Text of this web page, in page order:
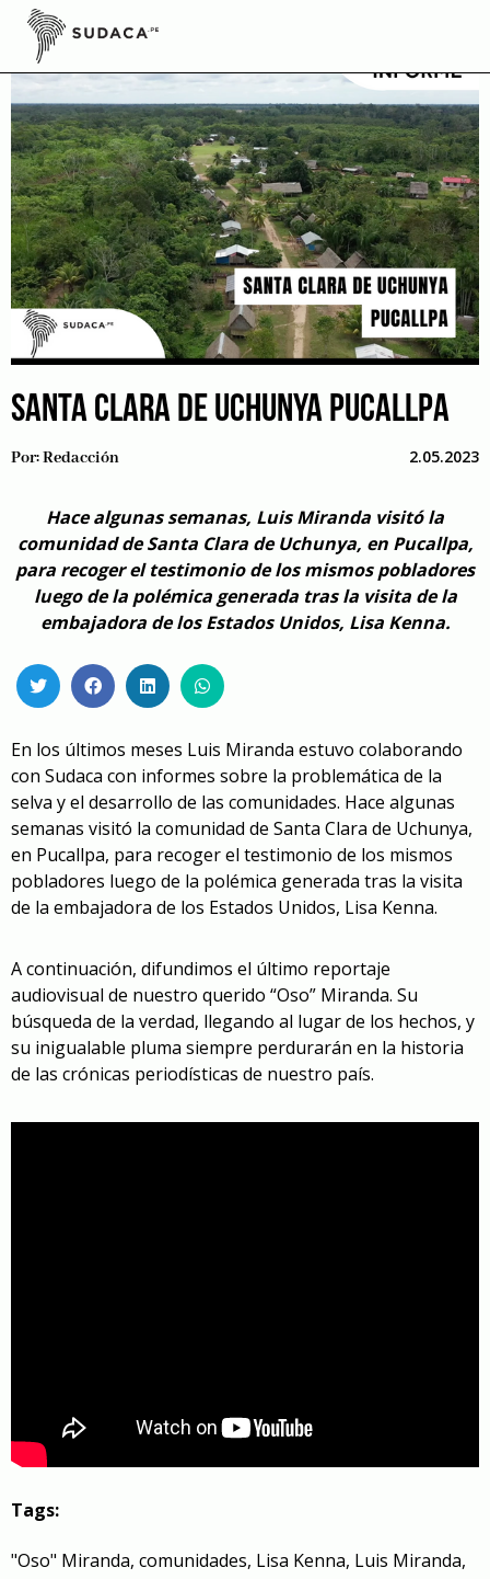
Skip
content
SANTA CLARA DE UCHUNYA PUCALLPA
Por:Redacción 2.05.2023
Hace algunas semanas, Luis Miranda visitó la
comunidad de Santa Clara de Uchunya, en Pucallpa,
para recoger el testimonio de los mismos pobladores
luego de la polémica generada tras la visita de la
embajadora de los Estados Unidos, Lisa Kenna.
En los últimos meses Luis Miranda estuvo colaborando
con Sudaca con informes sobre la problemática de la
selva y el desarrollo de las comunidades. Hace algunas
semanas visitó la comunidad de Santa Clara de Uchunya,
en Pucallpa, para recoger el testimonio de los mismos
pobladores luego de la polémica generada tras la visita
de la embajadora de los Estados Unidos, Lisa Kenna.
A continuación, difundimos el último reportaje
audiovisual de nuestro querido “Oso” Miranda. Su
búsqueda de la verdad, llegando al lugar de los hechos, y
su inigualable pluma siempre perdurarán en la historia
de las crónicas periodísticas de nuestro país.
Tags:
"Oso" Miranda, comunidades, Lisa Kenna, Luis Miranda,